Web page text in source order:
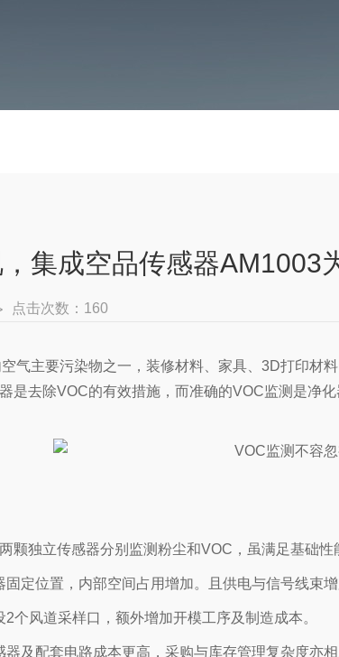
集成空品传感器AM1003
点击次数：160
气主要污染物之一，装修材料、家具、3D打印材
是去除VOC的有效措施，而准确的VOC监测是净化
颗独立传感器分别监测粉尘和VOC，虽满足基础性
固定位置，内部空间占用增加。且供电与信号线束
个风道采样口，额外增加开模工序及制造成本。
器及配套电路成本更高，采购与库存管理复杂度亦相